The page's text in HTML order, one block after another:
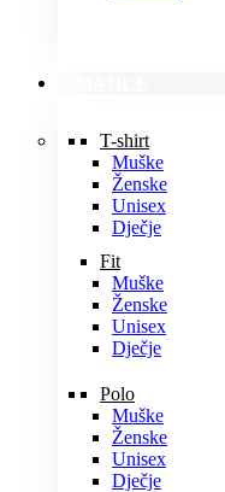
T-shirt
Muške
Ženske
Unisex
Dječje
Fit
Muške
Ženske
Unisex
Dječje
Polo
Muške
Ženske
Unisex
Dječje